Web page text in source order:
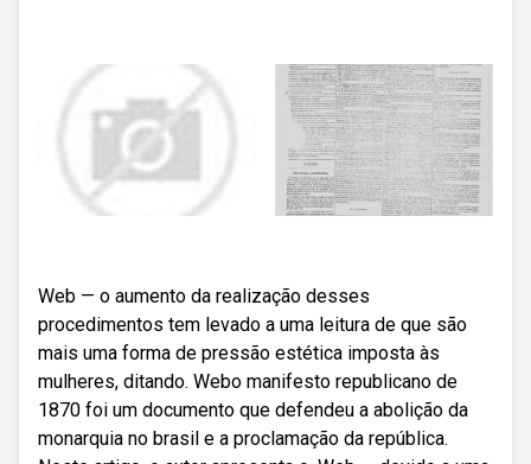
Web — o aumento da realização desses
procedimentos tem levado a uma leitura de que são
mais uma forma de pressão estética imposta às
mulheres, ditando. Webo manifesto republicano de
1870 foi um documento que defendeu a abolição da
monarquia no brasil e a proclamação da república.